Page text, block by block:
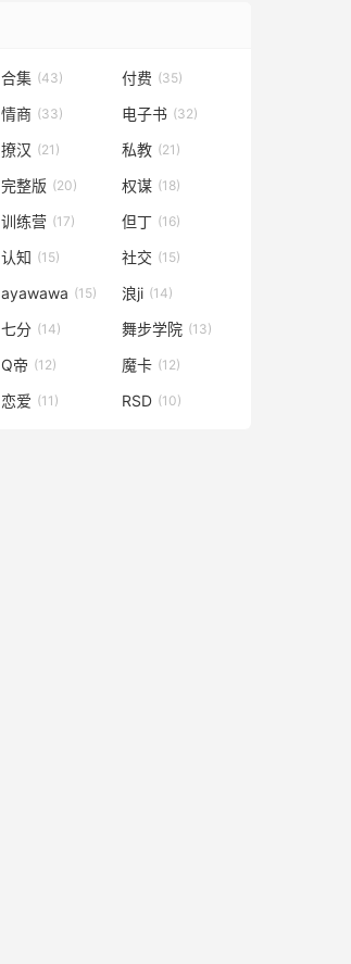
合集 (43) 付费 (35)
情商 (33) 电子书 (32)
撩汉 (21) 私教 (21)
完整版 (20) 权谋 (18)
训练营 (17) 但丁 (16)
认知 (15) 社交 (15)
ayawawa (15) 浪ji (14)
七分 (14) 舞步学院 (13)
Q帝 (12) 魔卡 (12)
恋爱 (11) RSD (10)